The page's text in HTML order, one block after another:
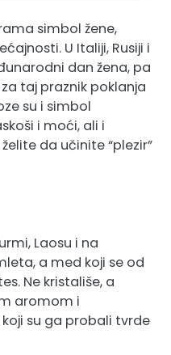
simbol žene,
U Italiji, Rusiji i
dan žena, pa
taj praznik poklanja
su i simbol
i moći, ali i
da učinite “plezir”
Laosu i na
a med koji se od
Ne kristališe, a
aromom i
su ga probali tvrde